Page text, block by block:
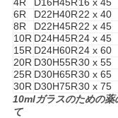
6R
D22H40R22 x 40
8R
D22H45R22 x 45
10R D24H45R24 x 45
15R D24H60R24 x 60
20R D30H55R30 x 55
25R D30H65R30 x 65
30R D30H75R30 x 75
10mlガラスのための
て